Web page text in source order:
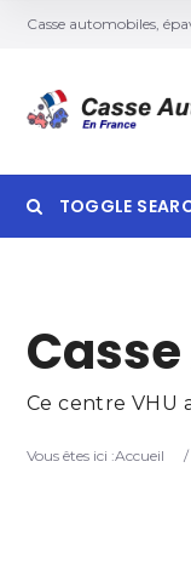
Casse automobiles,
TOGGLE
Casse
Ce centre VHU
Vous êtes ici :Accueil /